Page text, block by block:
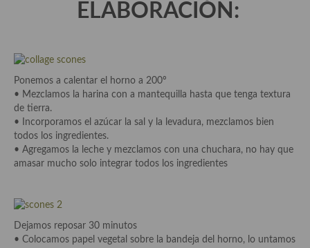
Sales y polvos
Salsas y mojos
Adobos
Aperitivos
Bebidas
demás
Entrantes y primeros platos
ELABORACIÓN:
Ponemos a calentar el horno a 200º
• Mezclamos la harina con a mantequilla hasta que tenga textura
de tierra.
• Incorporamos el azúcar la sal y la levadura, mezclamos bien
todos los ingredientes.
• Agregamos la leche y mezclamos con una chuchara, no hay que
amasar mucho solo integrar todos los ingredientes
Dejamos reposar 30 minutos
• Colocamos papel vegetal sobre la bandeja del horno, lo untamos